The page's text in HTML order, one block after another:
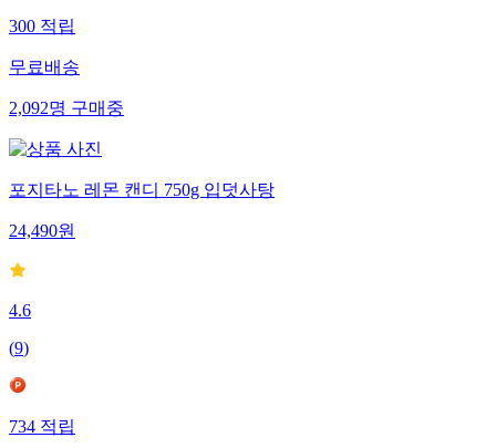
300적립
무료배송
2,092명구매중
포지타노 레몬 캔디 750g 입덧사탕
24,490원
4.6
(9)
734적립